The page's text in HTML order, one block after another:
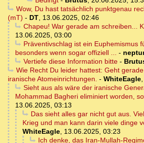
Wow, Du hast tatsächlich punktgenau
(mT) - DT, 13.06.2025, 02:46
Chapeu! War gerade am schreiben...
13.06.2025, 03:00
Präventivschlag ist ein Euphemismus
besonders wenn sogar offiziell ... -
Vertiefe diese Information bitte-
Wie Recht Du leider hattest: Geht
iranische Atomeinrichtungen. - WhiteEagle,
Sieht aus als wäre der iranische
Mohammad Bagheri eliminiert worden,
13.06.2025, 03:13
Das sieht alles gar nicht gut aus.
Krieg und man kann darin viele dinge
WhiteEagle, 13.06.2025, 03:23
Ich denke, das Iran-Mullah-